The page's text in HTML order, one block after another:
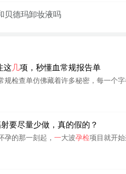
贝德玛卸妆液吗
这几项，秒懂血常规报告单
规检查单仿佛藏着许多秘密，每一个
要尽量少做，真的假的？
孕的那一刻起， 一大波孕检项目就开